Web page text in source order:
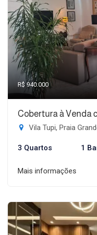
R$ 940.000
Cobertura à Venda
Vila Tupi, Praia
3 Quartos 1
Mais informações